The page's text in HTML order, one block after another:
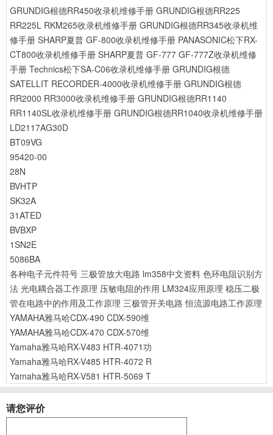
GRUNDIG根德RR450收录机维修手册 GRUNDIG根德RR225
RR225L RKM265收录机维修手册 GRUNDIG根德RR345收录机维
修手册 SHARP夏普 GF-800收录机维修手册 PANASONIC松下RX-
CT800收录机维修手册 SHARP夏普 GF-777 GF-777Z收录机维修
手册 Technics松下SA-C06收录机维修手册 GRUNDIG根德
SATELLIT RECORDER-4000收录机维修手册 GRUNDIG根德
RR2000 RR3000收录机维修手册 GRUNDIG根德RR1140
RR1140SL收录机维修手册 GRUNDIG根德RR1040收录机维修手册
LD2117AG30D
BT09VG
95420-00
28N
BVHTP
SK32A
31ATED
BVBXP
1SN2E
5086BA
各种电子元件符号 三极管放大电路 lm358中文资料 色环电阻识别方
法 光电耦合器工作原理 压敏电阻的作用 LM324应用原理 稳压二极
管在电路中的作用及工作原理 三极管开关电路 恒流源电路工作原理
YAMAHA雅马哈CDX-490 CDX-590维
YAMAHA雅马哈CDX-470 CDX-570维
Yamaha雅马哈RX-V483 HTR-4071功
Yamaha雅马哈RX-V485 HTR-4072 R
Yamaha雅马哈RX-V581 HTR-5069 T
请您评价